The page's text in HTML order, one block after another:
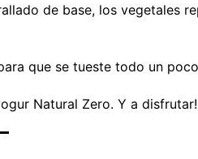
de base, los vegetales
que se tueste todo un
Natural Zero. Y a